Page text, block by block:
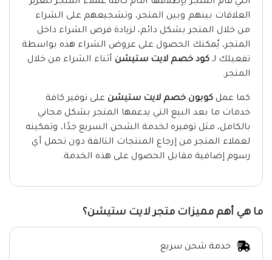
العلاقات بينهم وبين المتجر، وتشجيعهم على الشراء
من خلال المتجر بشكل دائم، لزيادة فرص الشراء داخل
المتجر، يُمكنك الحصول على عروض الشراء هذه بواسطة
تفعيلك لـ كود خصم لايت ستيشن أثناء الشراء من خلال
المتجر.
كما عمل كوبون خصم لايت ستيشن على توفير كافة
خدمات ما بعد البيع التي يدعمها المتجر بشكل مجاني
بالكامل، مثل توفيره لخدمة الشحن السريع جدًا، وتمكينه
لعملاء المتجر من إرجاع المنتجات التالفة دون تحمل أي
رسوم إضافية مقابل الحصول على هذه الخدمة.
ما هي أهم مميزات متجر لايت ستيشن؟
خدمة شحن سريع